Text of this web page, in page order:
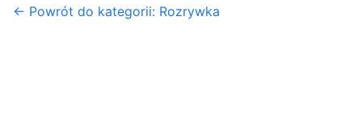
← Powrót do kategorii: Rozrywka